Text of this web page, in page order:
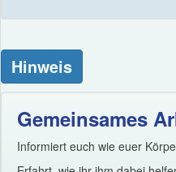
Hinweis
Gemeinsames
Informiert euch wie euer